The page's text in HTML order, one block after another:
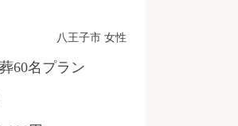
八王子市 女性
60名プラン